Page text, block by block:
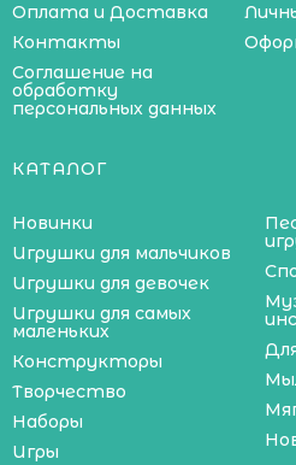
Оплата и Доставка
Контакты
Соглашение на
обработку
персональных данных
КАТАЛОГ
Новинки
Игрушки для мальчиков
Игрушки для девочек
Игрушки для самых
маленьких
Конструкторы
Творчество
Наборы
Игры